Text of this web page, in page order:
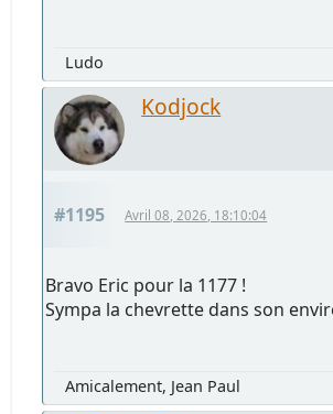
Ludo
Kodjock
#1195 Avril 08, 2026, 18:10:04
Bravo Eric pour la 1177 !
Sympa la chevrette dans son
Amicalement, Jean Paul